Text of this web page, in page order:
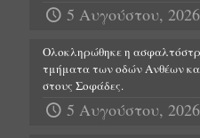
5 Αυγούστου, 2026
Ολοκληρώθηκε η
τμήματα των οδών Ανθέων
στους Σοφάδες.
5 Αυγούστου, 2026